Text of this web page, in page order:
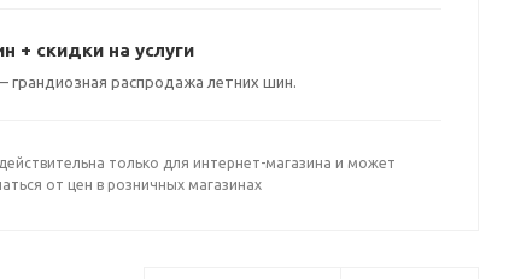
+ скидки на услуги
грандиозная распродажа летних шин.
только для интернет-магазина и может
от цен в розничных магазинах